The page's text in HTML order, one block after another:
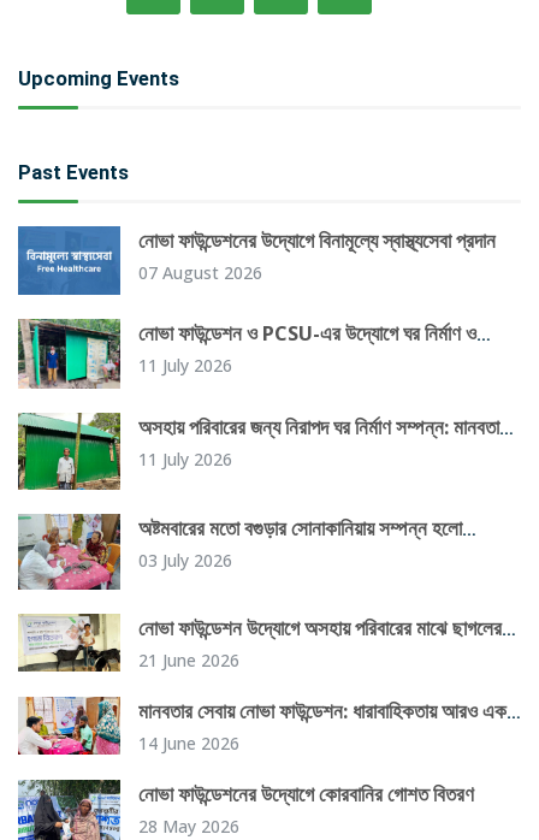
Upcoming Events
Past Events
নোভা ফাউন্ডেশনের উদ্যোগে বিনামূল্যে স্বাস্থ্যসেবা প্রদান
07 August 2026
নোভা ফাউন্ডেশন ও PCSU-এর উদ্যোগে ঘর নির্মাণ ও
টিউবওয়েল স্থাপন
11 July 2026
অসহায় পরিবারের জন্য নিরাপদ ঘর নির্মাণ সম্পন্ন: মানবতার
এক উজ্জ্বল দৃষ্টান্ত
11 July 2026
অষ্টমবারের মতো বগুড়ার সোনাকানিয়ায় সম্পন্ন হলো
বিনামূল্যে স্বাস্থ্যসেবা কার্যক্রম
03 July 2026
নোভা ফাউন্ডেশন উদ্যোগে অসহায় পরিবারের মাঝে ছাগলের
গোস্ত বিতরণ কর্মসূচি সফলভাবে সম্পন্ন
21 June 2026
মানবতার সেবায় নোভা ফাউন্ডেশন: ধারাবাহিকতায় আরও একটি
সফল দিন
14 June 2026
নোভা ফাউন্ডেশনের উদ্যোগে কোরবানির গোশত বিতরণ
28 May 2026